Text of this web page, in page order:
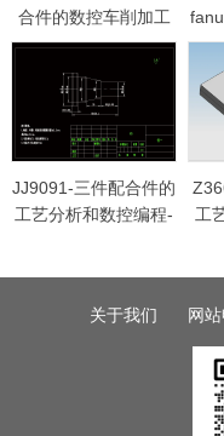
合件的数控车削加工
工艺及编程[两件套]
[长160]
心
JJ9091-三件配合件的
工艺分析和数控编程-
工
关于我们 网